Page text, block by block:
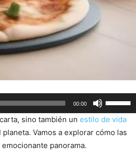
00:00
Up/Down
Arrow
keys
sino también un estilo de vida
Vamos a explorar cómo las
panorama.